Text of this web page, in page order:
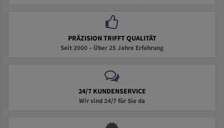
PRÄZISION TRIFFT QUALITÄT
Seit 2000 – Über 25 Jahre Erfahrung
24/7 KUNDENSERVICE
Wir sind 24/7 für Sie da